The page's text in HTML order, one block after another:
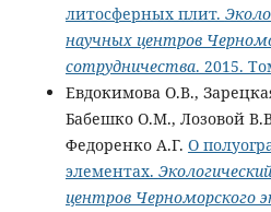
литосферных плит.
научных центров
сотрудничества. 2015.
Евдокимова О.В.,
Бабешко О.М., Лозовой
Федоренко А.Г. О
элементах.
центров Черноморского